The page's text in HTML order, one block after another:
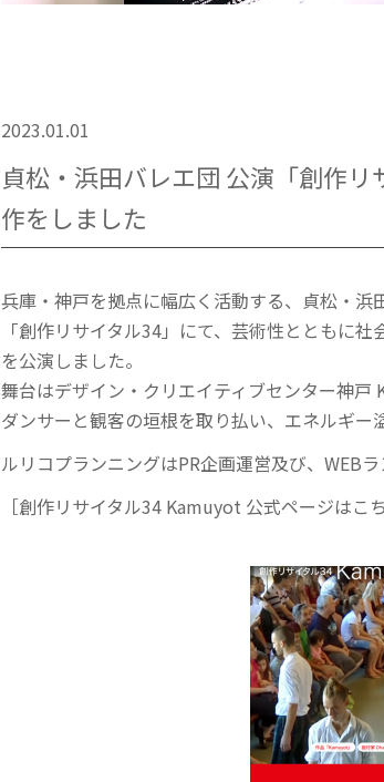
2023.01.01
貞松・浜田バレエ団 公演「創作
作をしました
兵庫・神戸を拠点に幅広く活動する、貞松・浜
「創作リサイタル34」にて、芸術性とともに
を公演しました。
舞台はデザイン・クリエイティブセンター神戸
ダンサーと観客の垣根を取り払い、エネルギー
ルリコプランニングはPR企画運営及び、WEB
［創作リサイタル34 Kamuyot 公式ページはこ